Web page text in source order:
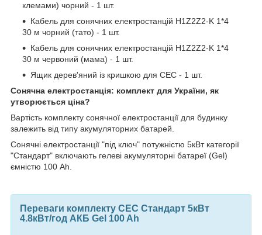
клемами) чорний - 1 шт.
Кабель для сонячних електростанцій H1Z2Z2-K 1*4
30 м чорний (тато) - 1 шт.
Кабель для сонячних електростанцій H1Z2Z2-K 1*4
30 м червоний (мама) - 1 шт.
Ящик дерев'яний із кришкою для СЕС - 1 шт.
Сонячна електростанція: комплект для України, як
утворюється ціна?
Вартість комплекту сонячної електростанції для будинку
залежить від типу акумуляторних батарей.
Сонячні електростанції "під ключ" потужністю 5кВт категорії
"Стандарт" включають гелеві акумуляторні батареї (Gel)
ємністю 100 Ah.
Переваги комплекту СЕС Стандарт 5кВт
4.8кВт/год АКБ Gel 100 Ah